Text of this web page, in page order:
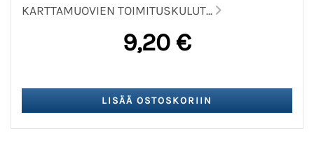
KARTTAMUOVIEN TOIMITUSKULUT...
9,20 €